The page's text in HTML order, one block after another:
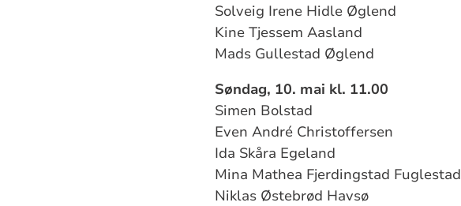
Solveig Irene Hidle Øglend
Kine Tjessem Aasland
Mads Gullestad Øglend
Søndag, 10. mai kl. 11.00
Simen Bolstad
Even André Christoffersen
Ida Skåra Egeland
Mina Mathea Fjerdingstad Fuglestad
Niklas Østebrød Havsø